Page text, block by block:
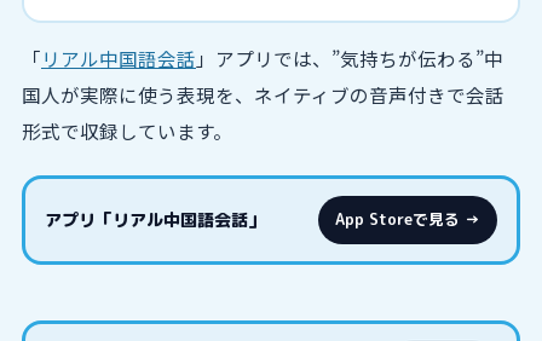
「リアル中国語会話 」アプリでは、”気持ちが伝わる”中
国人が実際に使う表現を、ネイティブの音声付きで会話
形式で収録しています。
アプリ「リアル中国語会話」 App Storeで見る →